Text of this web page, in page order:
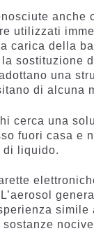
anche
utilizzati
carica della
sostituzione
una
di alcuna
cerca una
fuori casa e
di liquido.
simile